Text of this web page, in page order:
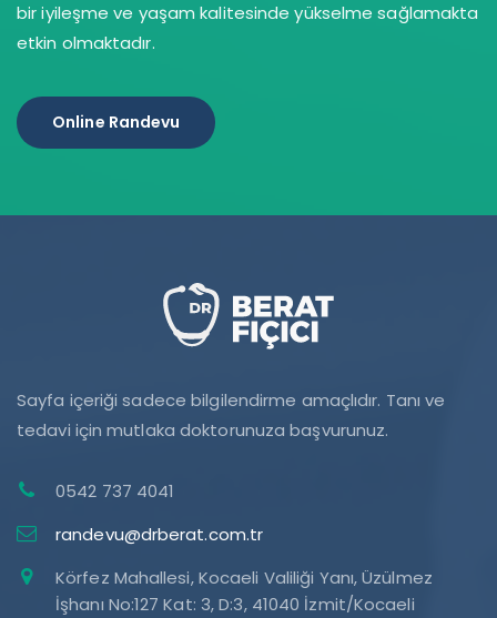
bir iyileşme ve yaşam kalitesinde yükselme sağlamakta
etkin olmaktadır.
Online Randevu
Sayfa içeriği sadece bilgilendirme amaçlıdır. Tanı ve
tedavi için mutlaka doktorunuza başvurunuz.
0542 737 4041
randevu@drberat.com.tr
Körfez Mahallesi, Kocaeli Valiliği Yanı, Üzülmez
İşhanı No:127 Kat: 3, D:3, 41040 İzmit/Kocaeli